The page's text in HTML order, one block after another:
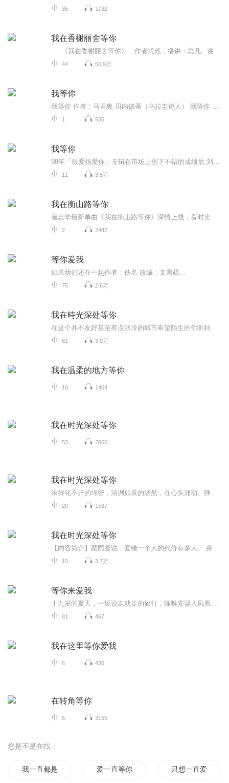
35 1732
我在香榭丽舍等你
44 50.9万
我等你
1 535
我等你
11 3.5万
我在衡山路等你
2 2447
等你爱我
如果我们还在一起作者：佚名 改编：支离疏...
75 2.6万
我在時光深处等你
61 3.9万
我在温柔的地方等你
16 1404
我在时光深处等你
53 2066
我在时光深处等你
20 1537
我在时光深处等你
15 3.7万
等你来爱我
81 467
我在这里等你爱我
6 436
在转角等你
5 3155
您是不是在找：
我一直都是天才 爱一直等你 只想一直爱着你